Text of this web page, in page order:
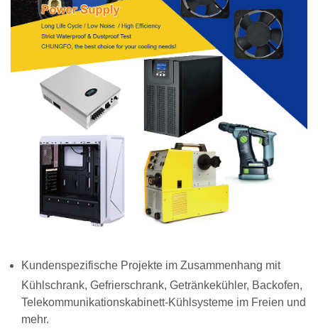
Kundenspezifische Projekte im Zusammenhang mit
Kühlschrank, Gefrierschrank, Getränkekühler, Backofen,
Telekommunikationskabinett-Kühlsysteme im Freien und
mehr.